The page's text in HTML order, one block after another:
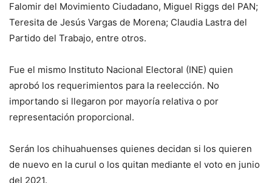
Falomir del Movimiento Ciudadano, Miguel Riggs del PAN;
Teresita de Jesús Vargas de Morena; Claudia Lastra del
Partido del Trabajo, entre otros.
Fue el mismo Instituto Nacional Electoral (INE) quien
aprobó los requerimientos para la reelección. No
importando si llegaron por mayoría relativa o por
representación proporcional.
Serán los chihuahuenses quienes decidan si los quieren
de nuevo en la curul o los quitan mediante el voto en junio
del 2021.